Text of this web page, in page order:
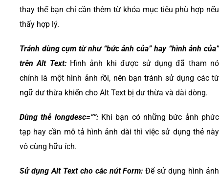
thay thế bạn chỉ cần thêm từ khóa mục tiêu phù hợp nếu
thấy hợp lý.
Tránh dùng cụm từ như “bức ảnh của” hay “hình ảnh của”
trên Alt Text:Hình ảnh khi được sử dụng đã tham nó
chính là một hình ảnh rồi, nên bạn tránh sử dụng các từ
ngữ dư thừa khiến cho Alt Text bị dư thừa và dài dòng.
Dùng thẻ longdesc=””:Khi bạn có những bức ảnh phức
tạp hay cần mô tả hình ảnh dài thì việc sử dụng thẻ này
vô cùng hữu ích.
Sử dụng Alt Text cho các nút Form: Để sử dụng hình ảnh